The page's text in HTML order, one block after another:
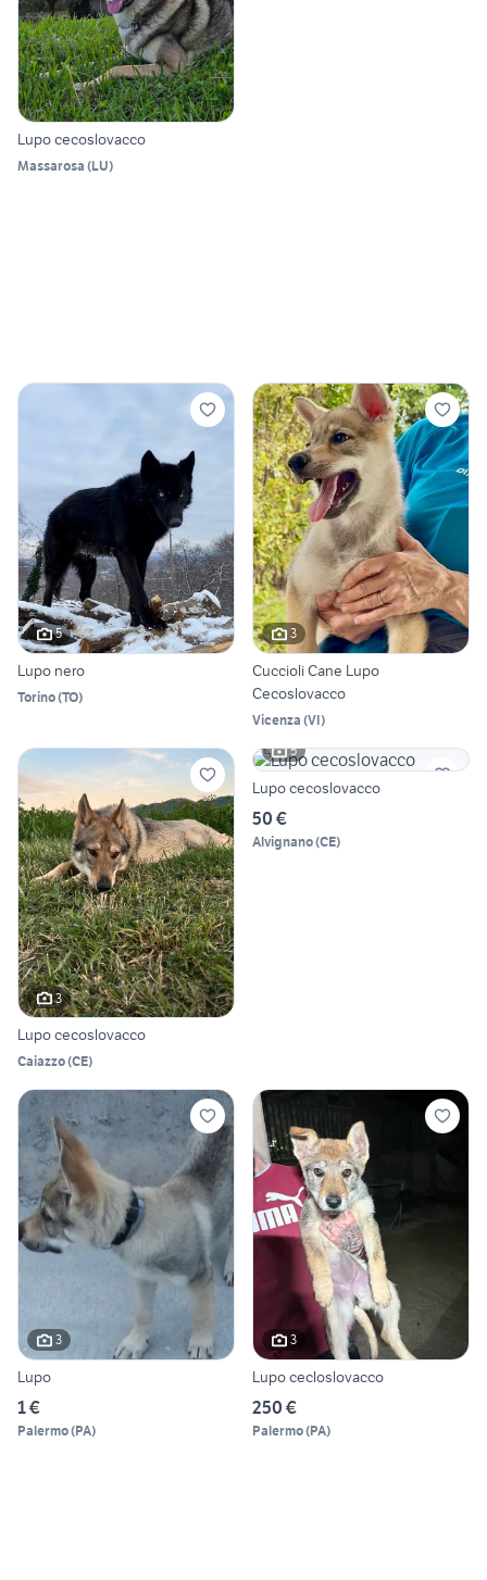
Lupo cecoslovacco
Massarosa (LU)
5
Lupo nero
Torino(TO)
3
Cuccioli Cane Lupo
Cecoslovacco
Vicenza (VI)
3
Lupo cecoslovacco
Caiazzo(CE)
5
Lupo cecoslovacco
50 €
Alvignano(CE)
3
Lupo
1 €
Palermo(PA)
3
Lupo cecloslovacco
250 €
Palermo(PA)